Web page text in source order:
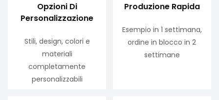
Opzioni Di
Personalizzazione
Stili, design, colori e
materiali
completamente
personalizzabili
Produzione Rapida
Esempio in 1 settimana,
ordine in blocco in 2
settimane